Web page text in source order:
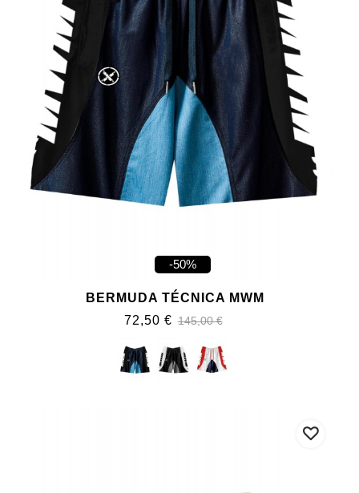
-50%
BERMUDA TÉCNICA MWM
72,50 € 145,00 €